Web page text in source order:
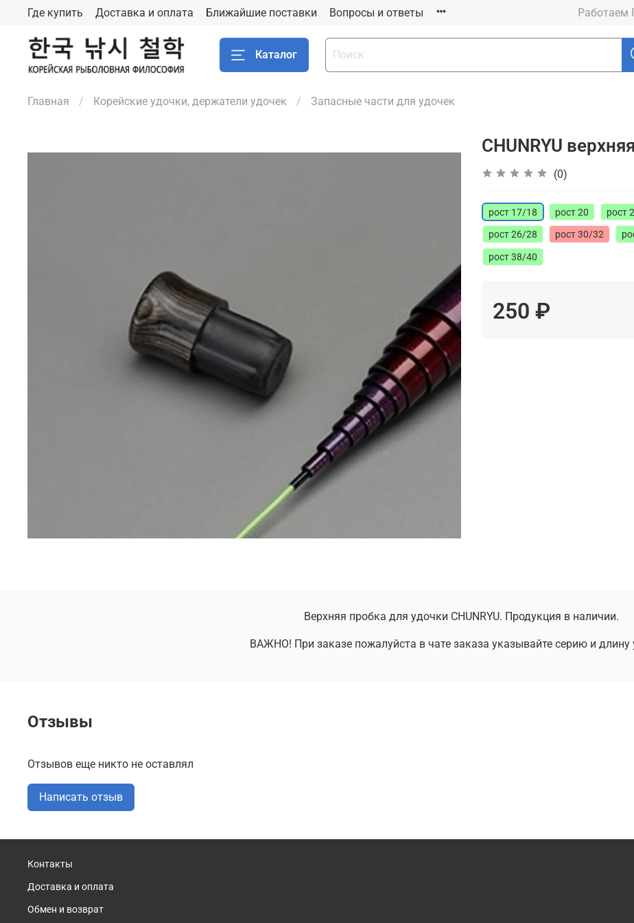
Где купить Доставка и оплата Ближайшие поставки Вопросы и ответы Работаем
Каталог
Главная Корейские удочки, держатели удочек Запасные части для удочек
CHUNRYU
(0)
рост 17/18 рост 20 рост
рост 26/28 рост 30/32
рост 38/40
250 ₽
Верхняя пробка для удочки CHUNRYU. Продукция в наличии.
ВАЖНО! При заказе пожалуйста в чате заказа указывайте серию и длину
Отзывы
Отзывов еще никто не оставлял
Написать отзыв
Контакты
Доставка и оплата
Обмен и возврат